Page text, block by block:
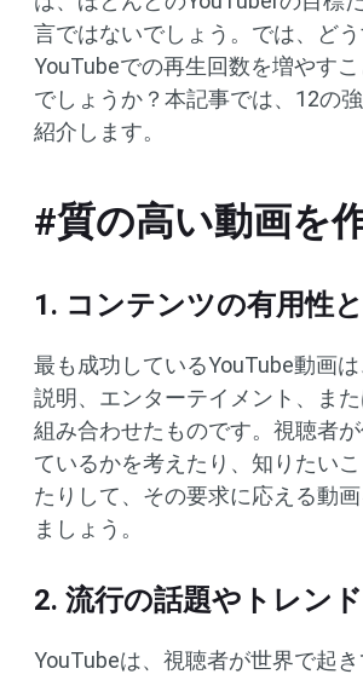
言ではないでしょう。では、ど
YouTubeでの再生回数を増やす
でしょうか？本記事では、12の
紹介します。
#質の高い動画を
1. コンテンツの有用性
最も成功しているYouTube動画
説明、エンターテイメント、ま
組み合わせたものです。視聴者
ているかを考えたり、知りたい
たりして、その要求に応える動
ましょう。
2. 流行の話題やトレン
YouTubeは、視聴者が世界で起